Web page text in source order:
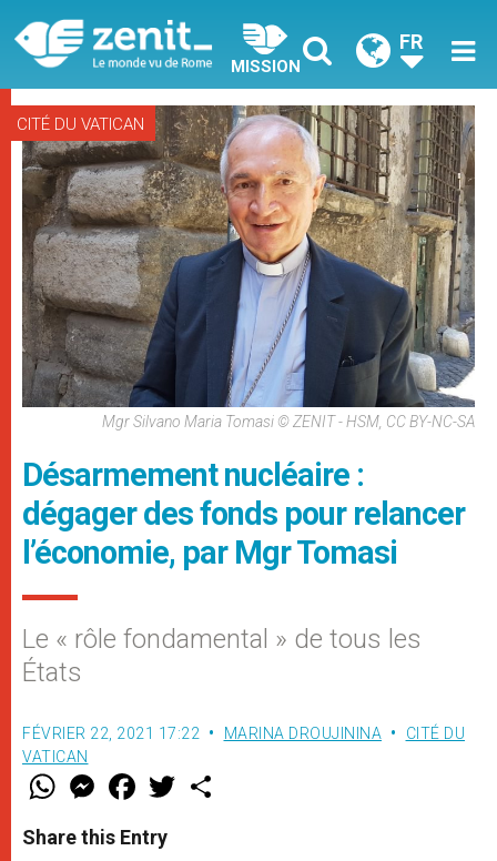
MISSION
FR
CITÉ DU VATICAN
Mgr Silvano Maria Tomasi © ZENIT - HSM, CC BY-NC-SA
Désarmement nucléaire :
dégager des fonds pour relancer
l’économie, par Mgr Tomasi
Le « rôle fondamental » de tous les
États
FÉVRIER 22, 2021 17:22 MARINA DROUJININA
CITÉ DU
VATICAN
W
t
s
M
e
s
e
F
a
e
b
w
Share this Entry